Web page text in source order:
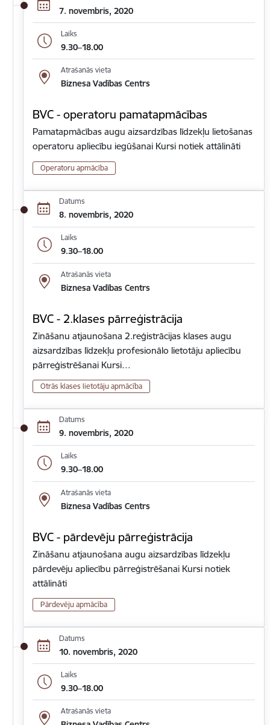
7. novembris, 2020
Laiks
9.30–18.00
Atrašanās vieta
Biznesa Vadības Centrs
BVC - operatoru pamatapmācības
Pamatapmācības augu aizsardzības līdzekļu lietošanas
operatoru apliecību iegūšanai Kursi notiek attālināti
Operatoru apmācība
Datums
8. novembris, 2020
Laiks
9.30–18.00
Atrašanās vieta
Biznesa Vadības Centrs
BVC - 2.klases pārreģistrācija
Zināšanu atjaunošana 2.reģistrācijas klases augu
aizsardzības līdzekļu profesionālo lietotāju apliecību
pārreģistrēšanai Kursi…
Otrās klases lietotāju apmācība
Datums
9. novembris, 2020
Laiks
9.30–18.00
Atrašanās vieta
Biznesa Vadības Centrs
BVC - pārdevēju pārreģistrācija
Zināšanu atjaunošana augu aizsardzības līdzekļu
pārdevēju apliecību pārreģistrēšanai Kursi notiek
attālināti
Pārdevēju apmācība
Datums
10. novembris, 2020
Laiks
9.30–18.00
Atrašanās vieta